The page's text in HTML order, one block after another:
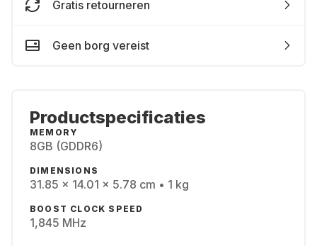
Gratis retourneren
Geen borg vereist
Productspecificaties
MEMORY
8GB (GDDR6)
DIMENSIONS
31.85 x 14.01 x 5.78 cm • 1 kg
BOOST CLOCK SPEED
1,845 MHz